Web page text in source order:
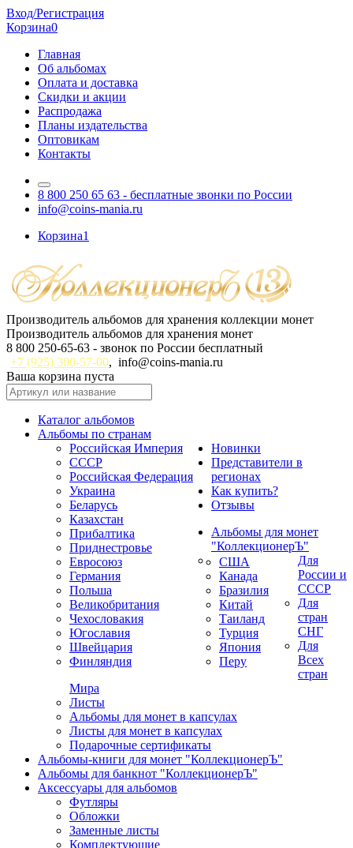
Вход/Регистрация
Корзина0
Главная
Об альбомах
Оплата и доставка
Скидки и акции
Распродажа
Планы издательства
Оптовикам
Контакты
8 800 250 65 63 - бесплатные звонки по России
info@coins-mania.ru
Корзина1
Производитель альбомов для хранения коллекции монет
Производитель альбомов для хранения монет
8 800 250-65-63 - звонок по России бесплатный
+7 (925) 300-57-00, info@coins-mania.ru
Ваша корзина пуста
Каталог альбомов
Альбомы по странам
Российская Империя
СССР
Российская Федерация
Украина
Беларусь
Казахстан
Прибалтика
Приднестровье
Евросоюз
Германия
Польша
Великобритания
Чехословакия
Югославия
Швейцария
Финляндия
США
Канада
Бразилия
Китай
Таиланд
Турция
Япония
Перу
Новинки
Представители в
регионах
Как купить?
Отзывы
Альбомы для монет
"КоллекционерЪ"
Для
России и
СССР
Для
стран
СНГ
Для
Всех
стран
Мира
Листы
Альбомы для монет в капсулах
Листы для монет в капсулах
Подарочные сертификаты
Альбомы-книги для монет "КоллекционерЪ"
Альбомы для банкнот "КоллекционерЪ"
Аксессуары для альбомов
Футляры
Обложки
Заменные листы
Комплектующие